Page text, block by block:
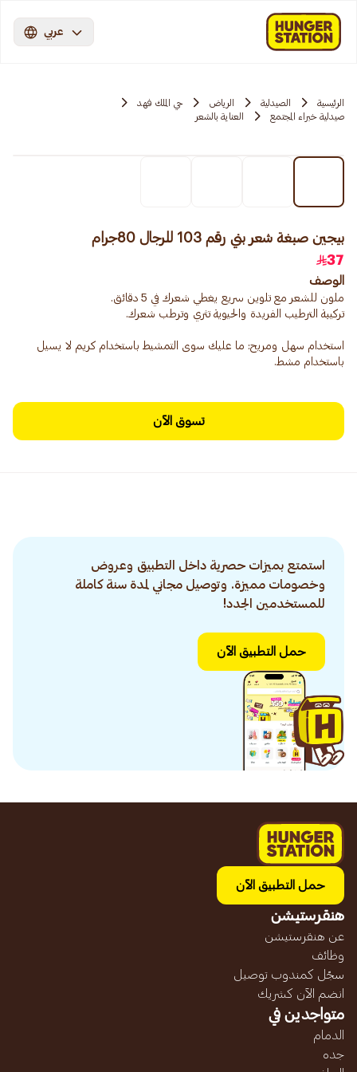
عربي
الرئيسية الصيدلية الرياض
حي الملك فهد
صيدلية خبراء المجتمع
العناية بالشعر
بيجين صبغة شعر بني رقم 103 للرجال 80جرام
37
الوصف
استخدام سهل ومريح: ما عليك سوى التمشيط باستخدام كريم لا يسيل
باستخدام مشط.
تسوق الآن
استمتع بميزات حصرية داخل التطبيق وعروض
وخصومات مميزة. وتوصيل مجاني لمدة سنة كاملة
للمستخدمين الجدد!
حمل التطبيق الآن
حمل التطبيق الآن
هنقرستيشن
عن هنقرستيشن
وظائف
سجّل كمندوب توصيل
انضم الآن كشريك
متواجدين في
الدمام
جده